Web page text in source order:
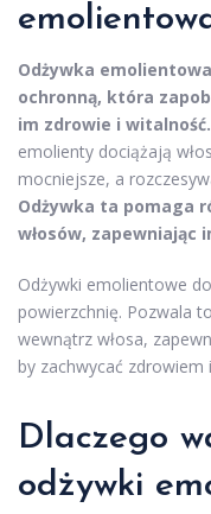
Odżywka
ochronną, która
im zdrowie i witalność.
emolienty dociążają
mocniejsze, a
Odżywka ta pomaga
włosów, zapewniając
Odżywki emolientowe
powierzchnię. Pozwala
wewnątrz włosa,
by zachwycać zdrowiem
Dlaczego
odżywki